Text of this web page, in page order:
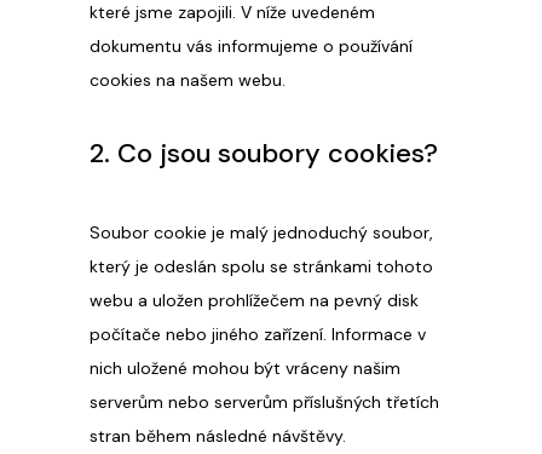
které jsme zapojili. V níže uvedeném
dokumentu vás informujeme o používání
cookies na našem webu.
2. Co jsou soubory cookies?
Soubor cookie je malý jednoduchý soubor,
který je odeslán spolu se stránkami tohoto
webu a uložen prohlížečem na pevný disk
počítače nebo jiného zařízení. Informace v
nich uložené mohou být vráceny našim
serverům nebo serverům příslušných třetích
stran během následné návštěvy.